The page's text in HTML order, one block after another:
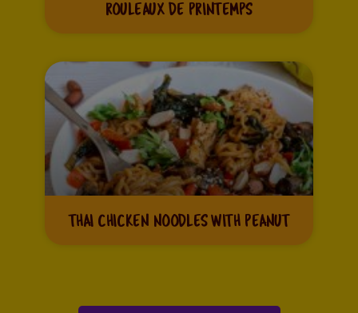
ROULEAUX DE PRINTEMPS
THAI CHICKEN NOODLES WITH PEANUT